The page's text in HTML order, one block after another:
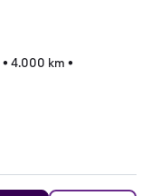
• 4.000 km •